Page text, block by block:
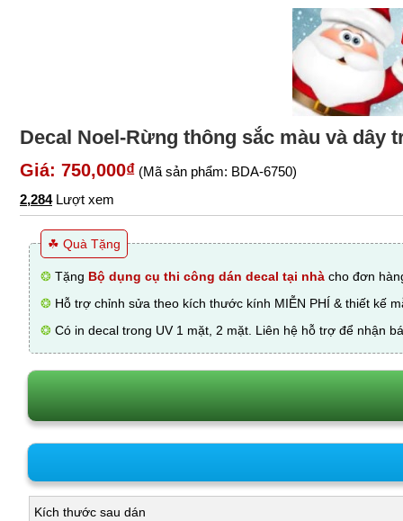
Decal Noel-Rừng thông sắc màu và dây
Giá: 750,000₫ (Mã sản phẩm: BDA-6750)
2,284Lượt xem
☘ Quà Tặng
❂ Tặng Bộ dụng cụ thi công dán decal tại nhà cho đơn
❂ Hỗ trợ chỉnh sửa theo kích thước kính MIỄN PHÍ & thiết kế
❂ Có in decal trong UV 1 mặt, 2 mặt. Liên hệ hỗ trợ để nhận
Kích thước sau dán